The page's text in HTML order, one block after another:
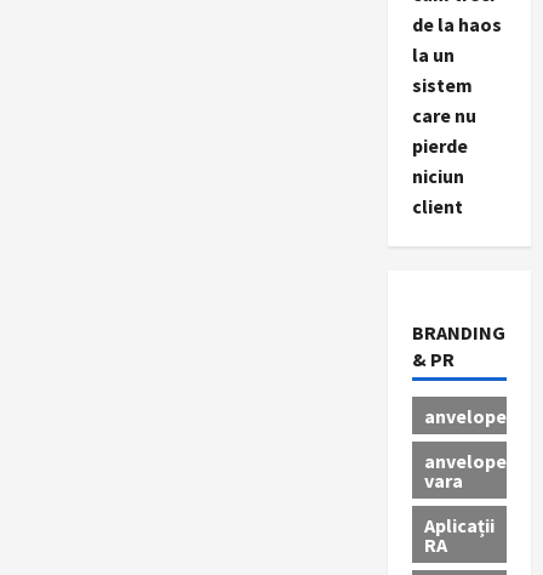
de la haos
la un
sistem
care nu
pierde
niciun
client
BRANDING
& PR
anvelope
anvelope
vara
Aplicații
RA